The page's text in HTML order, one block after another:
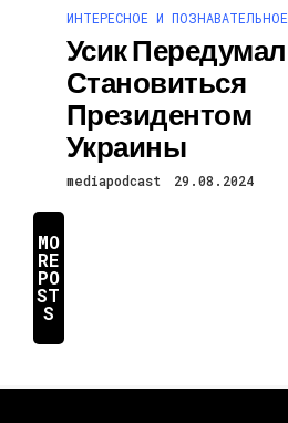
ИНТЕРЕСНОЕ И ПОЗНАВАТЕЛЬНОЕ
Усик Передумал
Становиться
Президентом
Украины
mediapodcast 29.08.2024
MO
RE
PO
ST
S